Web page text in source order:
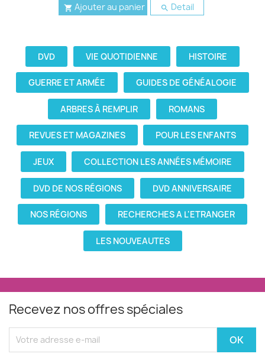
 Ajouter au panier  Detail
DVD VIE QUOTIDIENNE HISTOIRE
GUERRE ET ARMÉE GUIDES DE GÉNÉALOGIE
ARBRES À REMPLIR ROMANS
REVUES ET MAGAZINES POUR LES ENFANTS
JEUX COLLECTION LES ANNÉES MÉMOIRE
DVD DE NOS RÉGIONS DVD ANNIVERSAIRE
NOS RÉGIONS RECHERCHES A L'ETRANGER
LES NOUVEAUTES
Recevez nos offres spéciales